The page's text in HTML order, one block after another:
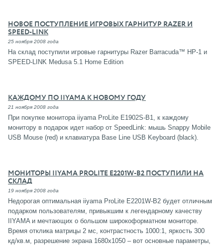
НОВОЕ ПОСТУПЛЕНИЕ ИГРОВЫХ ГАРНИТУР RAZER И
SPEED-LINK
25 ноября 2008 года
На склад поступили игровые гарнитуры Razer Barracuda™ HP-1 и
SPEED-LINK Medusa 5.1 Home Edition
КАЖДОМУ ПО IIYAMA К НОВОМУ ГОДУ
21 ноября 2008 года
При покупке монитора iiyama ProLite E1902S-B1, к каждому
монитору в подарок идет набор от SpeedLink: мышь Snappy Mobile
USB Mouse (red) и клавиатура Base Line USB Keyboard (black).
МОНИТОРЫ IIYAMA PROLITE E2201W-B2 ПОСТУПИЛИ НА
СКЛАД
19 ноября 2008 года
Недорогая оптимальная iiyama ProLite E2201W-B2 будет отличным
подарком пользователям, привыкшим к легендарному качеству
IIYAMA и мечтающих о большом широкоформатном мониторе.
Время отклика матрицы 2 мс, контрастность 1000:1, яркость 300
кд/кв.м, разрешение экрана 1680х1050 – вот основные параметры,